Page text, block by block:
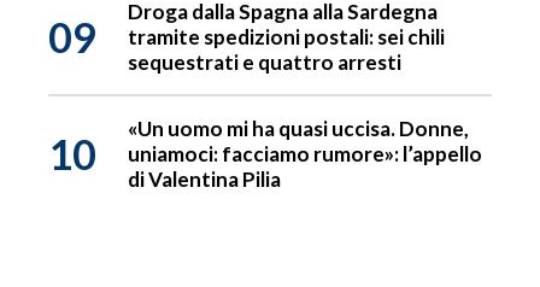
09
Droga dalla Spagna alla Sardegna
tramite spedizioni postali: sei chili
sequestrati e quattro arresti
10
«Un uomo mi ha quasi uccisa. Donne,
uniamoci: facciamo rumore»: l’appello
di Valentina Pilia